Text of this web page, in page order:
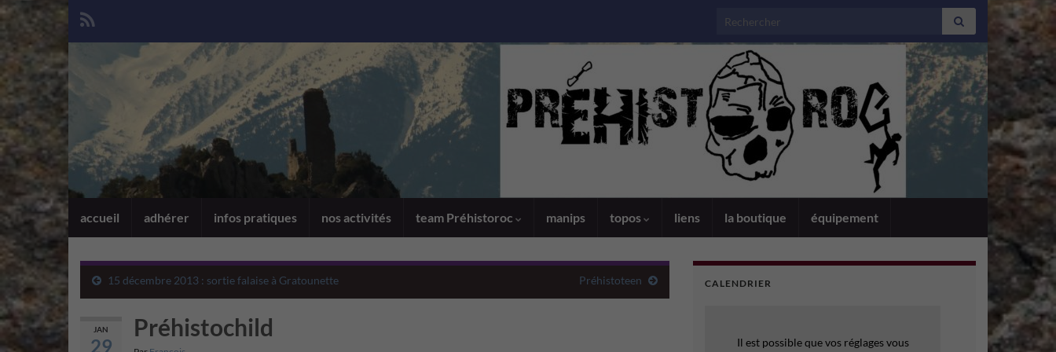
Search for:
accueil adhérer infos pratiques nos activités team Préhistoroc manips topos liens la boutique équipement
15 décembre 2013 : sortie falaise à Gratounette Préhistoteen
JAN
29
Préhistochild
CALENDRIER
Il est possible que vos réglages vous